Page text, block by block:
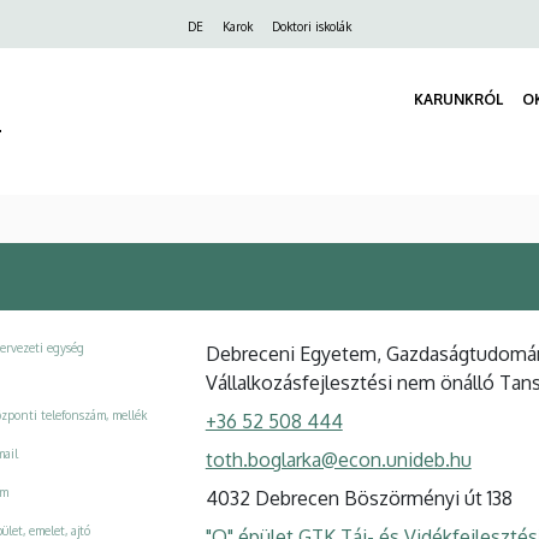
DE Karok Doktori iskolák
KARUNKRÓL
egység
Debreceni Egyetem,
Vállalkozásfejlesztési nem önálló
telefonszám, mellék +36 52 508 444
toth.boglarka@econ.unideb.hu
4032 Debrecen Böszörményi út 138
emelet, ajtó